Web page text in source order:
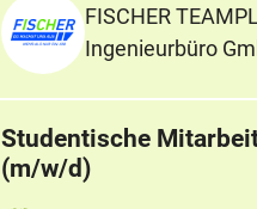
FISCHER
Ingenieurbüro
Studentische
(m/w/d)